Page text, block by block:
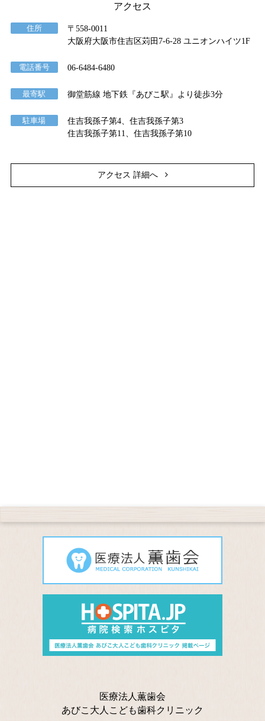
アクセス
住所
〒558-0011
大阪府大阪市住吉区苅田7-6-28 ユニオンハイツ1F
電話番号 06-6484-6480
最寄駅 御堂筋線 地下鉄『あびこ駅』より徒歩3分
駐車場
住吉我孫子第4、住吉我孫子第3
住吉我孫子第11、住吉我孫子第10
アクセス 詳細へ
医療法人薫歯会
あびこ大人こども歯科クリニック